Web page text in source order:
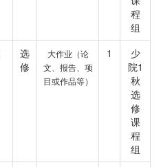
程
组
选
修
大作业（论
文、报告、项
目或作品等）
1
少
院1
秋
选
修
课
程
组